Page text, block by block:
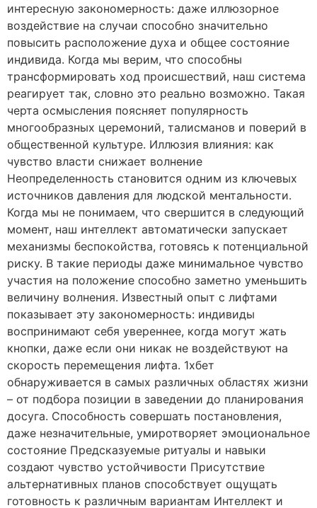
интересную закономерность: даже иллюзорное
воздействие на случаи способно значительно
повысить расположение духа и общее состояние
индивида. Когда мы верим, что способны
трансформировать ход происшествий, наш система
реагирует так, словно это реально возможно. Такая
черта осмысления поясняет популярность
многообразных церемоний, талисманов и поверий в
общественной культуре. Иллюзия влияния: как
чувство власти снижает волнение
Неопределенность становится одним из ключевых
источников давления для людской ментальности.
Когда мы не понимаем, что свершится в следующий
момент, наш интеллект автоматически запускает
механизмы беспокойства, готовясь к потенциальной
риску. В такие периоды даже минимальное чувство
участия на положение способно заметно уменьшить
величину волнения. Известный опыт с лифтами
показывает эту закономерность: индивиды
воспринимают себя увереннее, когда могут жать
кнопки, даже если они никак не воздействуют на
скорость перемещения лифта. 1хбет
обнаруживается в самых различных областях жизни
– от подбора позиции в заведении до планирования
досуга. Способность совершать постановления,
даже незначительные, умиротворяет эмоциональное
состояние Предсказуемые ритуалы и навыки
создают чувство устойчивости Присутствие
альтернативных планов способствует ощущать
готовность к различным вариантам Интеллект и